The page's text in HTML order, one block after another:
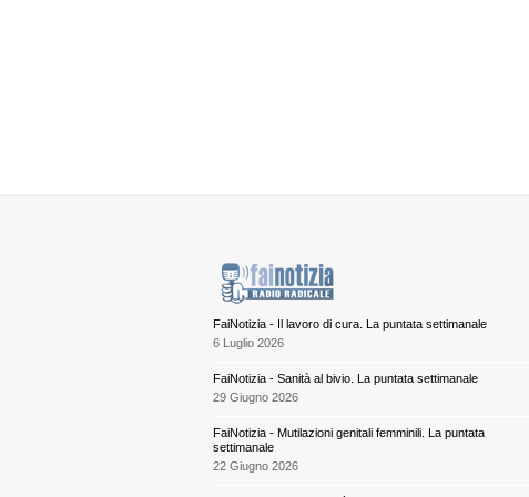
FaiNotizia - Il lavoro di cura. La puntata settimanale
6 Luglio 2026
FaiNotizia - Sanità al bivio. La puntata settimanale
29 Giugno 2026
FaiNotizia - Mutilazioni genitali femminili. La puntata
settimanale
22 Giugno 2026